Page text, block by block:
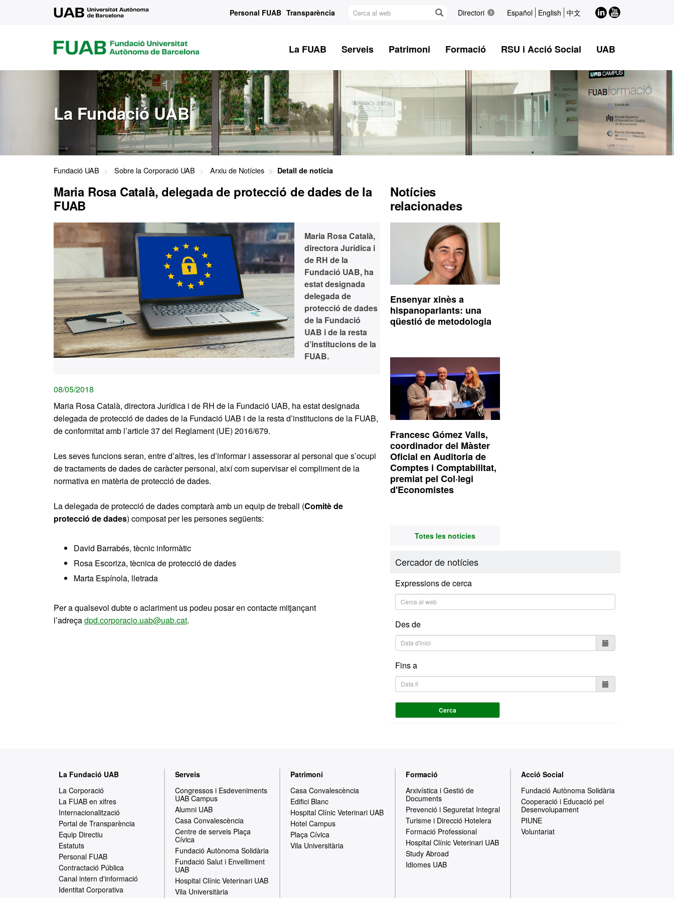
Personal FUAB Transparència
Cerca
Directori Español English 中文 LinkedIn
Youtube
FUAB
FUNDACIÓ
UNIVERSITAT
AUTÒNOMA
BARCELONA
La FUAB Serveis Patrimoni Formació RSU i Acció Social UAB
La Fundació UAB
Fundació UAB Sobre la Corporació UAB Arxiu de Notícies Detall de noticia
Maria Rosa Català, delegada de protecció de dades de la
FUAB
Maria Rosa Català,
directora Jurídica i
de RH de la
Fundació UAB, ha
estat designada
delegada de
protecció de dades
de la Fundació
UAB i de la resta
d’institucions de la
FUAB.
08/05/2018
Maria Rosa Català, directora Jurídica i de RH de la Fundació UAB, ha estat designada
delegada de protecció de dades de la Fundació UAB i de la resta d’institucions de la FUAB,
de conformitat amb l’article 37 del Reglament (UE) 2016/679.
Les seves funcions seran, entre d’altres, les d’informar i assessorar al personal que s’ocupi
de tractaments de dades de caràcter personal, així com supervisar el compliment de la
normativa en matèria de protecció de dades.
La delegada de protecció de dades comptarà amb un equip de treball (Comitè de
protecció de dades) composat per les persones següents:
David Barrabés, tècnic informàtic
Rosa Escoriza, tècnica de protecció de dades
Marta Espínola, lletrada
Per a qualsevol dubte o aclariment us podeu posar en contacte mitjançant
l’adreçadpd.corporacio.uab@uab.cat.
Notícies
relacionades
Ensenyar xinès a
hispanoparlants: una
qüestió de metodologia
Francesc Gómez Valls,
coordinador del Màster
Oficial en Auditoria de
Comptes i Comptabilitat,
premiat pel Col·legi
d'Economistes
Totes les notícies
Cercador de notícies
Expressions de cerca
Des de
Fins a
Cerca
La Fundació UAB
La Corporació
La FUAB en xifres
Internacionalització
Portal de Transparència
Equip Directiu
Estatuts
Personal FUAB
Contractació Pública
Canal intern d'informació
Identitat Corporativa
Serveis
Congressos i Esdeveniments
UAB Campus
Alumni UAB
Casa Convalescència
Centre de serveis Plaça
Cívica
Fundació Autònoma Solidària
Fundació Salut i Envelliment
UAB
Hospital Clínic Veterinari UAB
Vila Universitària
Patrimoni
Casa Convalescència
Edifici Blanc
Hospital Clínic Veterinari UAB
Hotel Campus
Plaça Cívica
Vila Universitària
Formació
Arxivística i Gestió de
Documents
Prevenció i Seguretat Integral
Turisme i Direcció Hotelera
Formació Professional
Hospital Clínic Veterinari UAB
Study Abroad
Idiomes UAB
Acció Social
Fundació Autònoma Solidària
Cooperació i Educació pel
Desenvolupament
PIUNE
Voluntariat